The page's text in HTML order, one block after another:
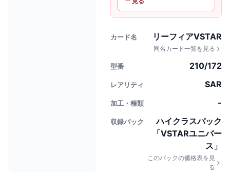
カード名 リーフィアVSTAR
同名カード一覧を見る
型番 210/172
レアリティ SAR
加工・種類 -
収録パック
ハイクラスパック
「VSTARユニバー
ス」
このパックの価格表を見
る